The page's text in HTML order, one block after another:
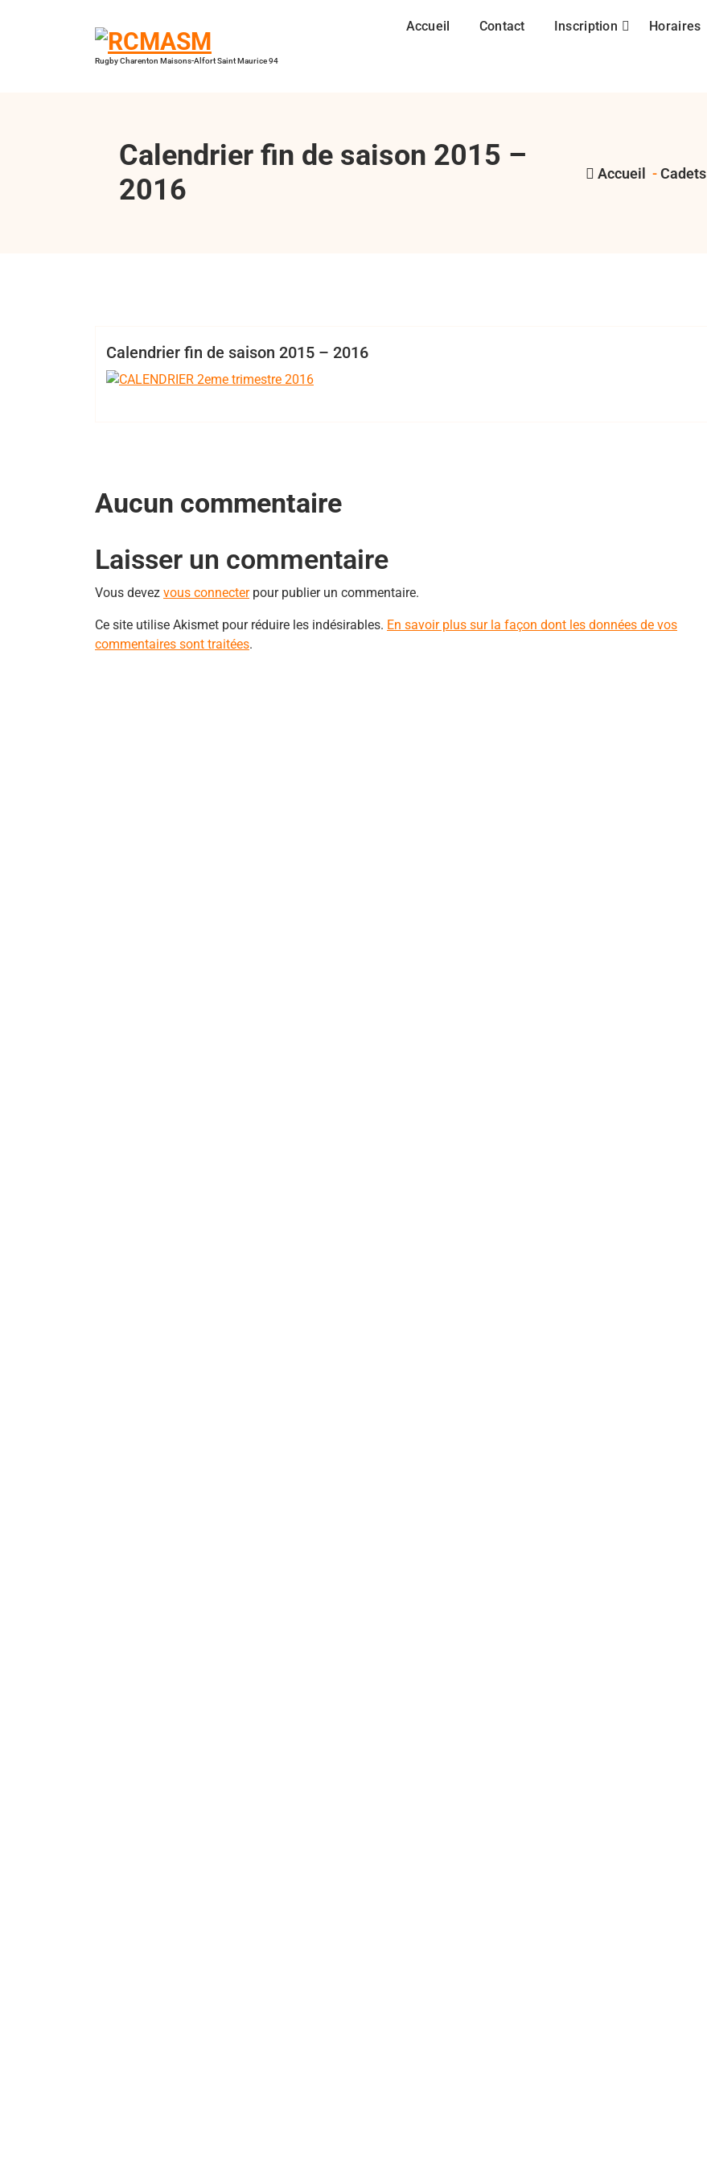
Rugby Charenton Maisons-Alfort Saint Maurice 94
Accueil Contact Inscription Horaires
Calendrier fin de saison 2015 –
2016
Accueil -Cadets
Cadets Club EDR Juniors Minimes
Calendrier fin de saison 2015 – 2016
Aucun commentaire
Laisser un commentaire
Vous devez vous connecterpour publier un commentaire.
Ce site utilise Akismet pour réduire les indésirables. En savoir plus sur la façon dont les données de vos
commentaires sont traitées.